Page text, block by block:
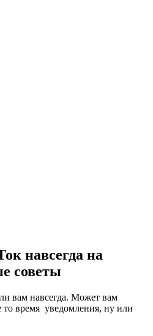
навсегда на
советы
вам навсегда. Может вам
то время уведомления, ну или